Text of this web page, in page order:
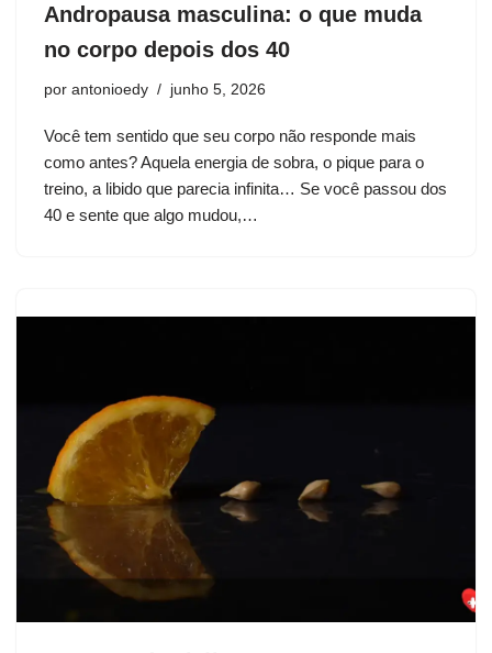
Andropausa masculina: o que muda
no corpo depois dos 40
por antonioedy junho 5, 2026
Você tem sentido que seu corpo não responde mais
como antes? Aquela energia de sobra, o pique para o
treino, a libido que parecia infinita… Se você passou dos
40 e sente que algo mudou,…